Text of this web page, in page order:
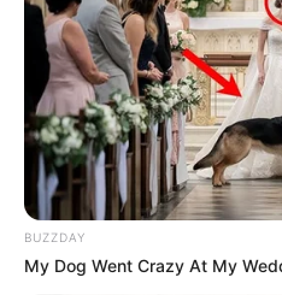
dalainak köszönheti,
után kezdett énekelni.
Egy közösségi médiás
párbajra hívta ki
közösen Zámbó Jimmy
t. Bár a posztot később
kifejtette, hogy szerinte
éneklése révén lett ismert,
BUZZDAY
My Dog Went Crazy At My